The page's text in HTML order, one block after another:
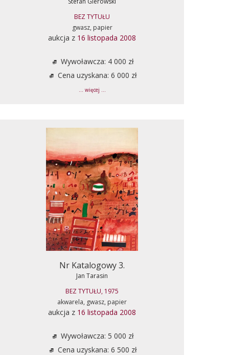
BEZ TYTUŁU
gwasz, papier
aukcja z 16 listopada 2008
Wywoławcza: 4 000 zł
Cena uzyskana: 6 000 zł
... więcej ...
Nr Katalogowy 3.
Jan Tarasin
BEZ TYTUŁU, 1975
akwarela, gwasz, papier
aukcja z 16 listopada 2008
Wywoławcza: 5 000 zł
Cena uzyskana: 6 500 zł